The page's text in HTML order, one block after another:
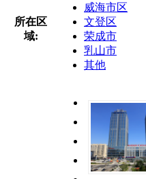
所在区
域:
威海市区
文登区
荣成市
乳山市
其他